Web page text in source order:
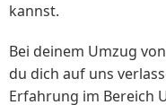
kannst.
Bei deinem Umzug
du dich auf uns
Erfahrung im Bereich